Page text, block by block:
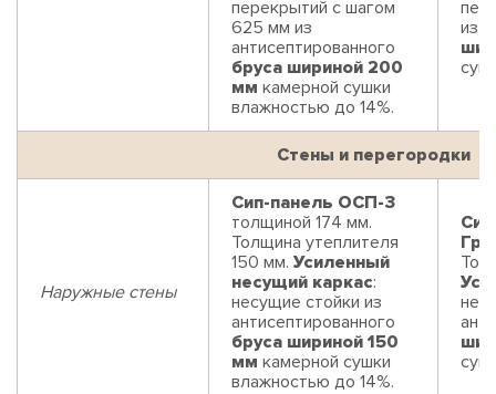
перекрытий с шагом
625 мм из
антисептированного
бруса шириной 200
мм камерной сушки
влажностью до 14%.
из
Стены и перегородки
Наружные стены
Сип-панель ОСП-3
толщиной 174 мм.
Толщина утеплителя
150 мм. Усиленный
несущий каркас:
несущие стойки из
антисептированного
бруса шириной 150
мм камерной сушки
влажностью до 14%.